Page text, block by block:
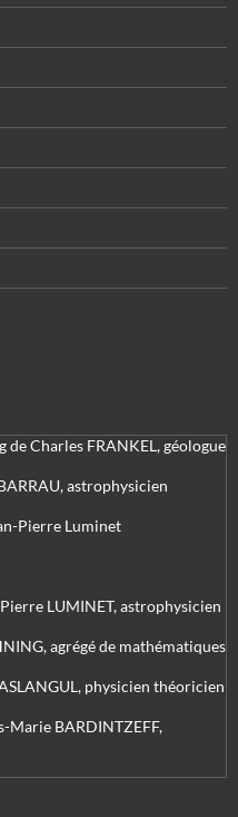
de Charles FRANKEL, géologue
astrophysicien
Pierre Luminet
LUMINET, astrophysicien
agrégé de mathématiques
physicien théoricien
Marie BARDINTZEFF,